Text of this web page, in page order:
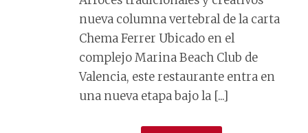
nueva columna vertebral de la carta
Chema Ferrer Ubicado en el
complejo Marina Beach Club de
Valencia, este restaurante entra en
una nueva etapa bajo la [...]